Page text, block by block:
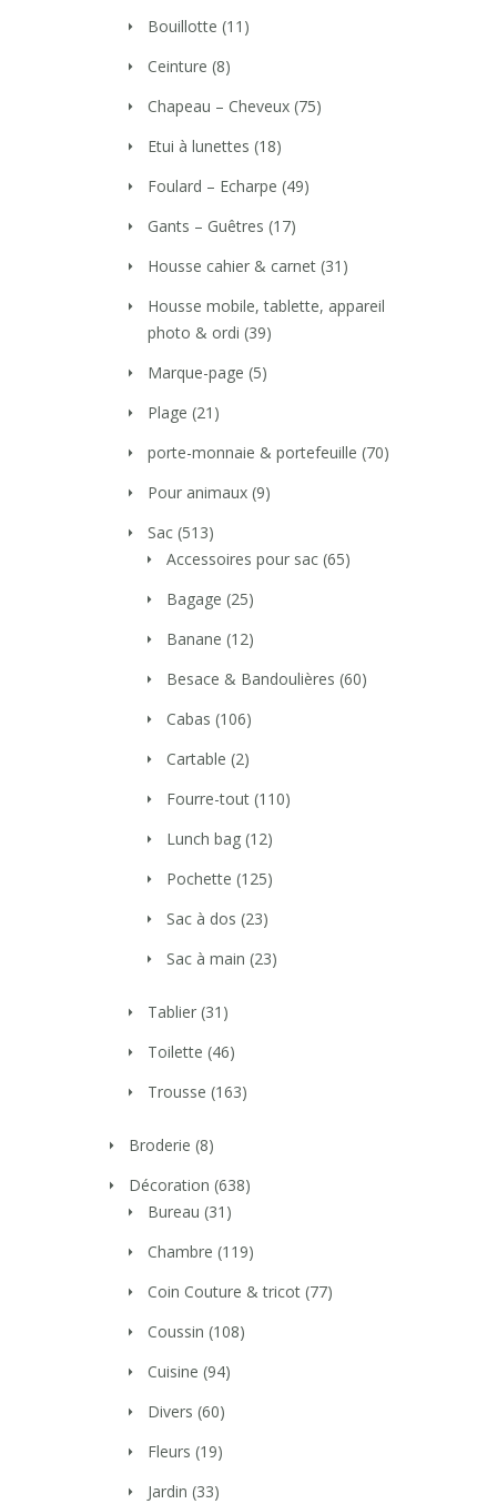
Bouillotte (11)
Ceinture (8)
Chapeau – Cheveux (75)
Etui à lunettes (18)
Foulard – Echarpe (49)
Gants – Guêtres (17)
Housse cahier & carnet (31)
Housse mobile, tablette, appareil
photo & ordi (39)
Marque-page (5)
Plage (21)
porte-monnaie & portefeuille (70)
Pour animaux (9)
Sac (513)
Accessoires pour sac (65)
Bagage (25)
Banane (12)
Besace & Bandoulières (60)
Cabas (106)
Cartable (2)
Fourre-tout (110)
Lunch bag (12)
Pochette (125)
Sac à dos (23)
Sac à main (23)
Tablier (31)
Toilette (46)
Trousse (163)
Broderie (8)
Décoration (638)
Bureau (31)
Chambre (119)
Coin Couture & tricot (77)
Coussin (108)
Cuisine (94)
Divers (60)
Fleurs (19)
Jardin (33)